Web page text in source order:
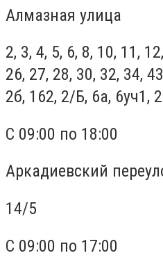
Алмазная улица
2, 3, 4, 5, 6, 8, 10, 11,
26, 27, 28, 30, 32, 34,
2б, 162, 2/Б, 6а, 6уч1,
С 09:00 по 18:00
Аркадиевский
14/5
С 09:00 по 17:00